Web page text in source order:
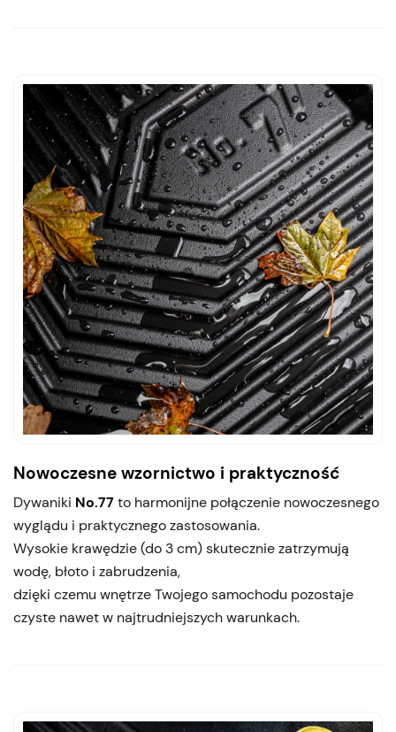
Nowoczesne wzornictwo i praktyczność
Dywaniki No.77 to harmonijne połączenie nowoczesnego
wyglądu i praktycznego zastosowania.
Wysokie krawędzie (do 3 cm) skutecznie zatrzymują
wodę, błoto i zabrudzenia,
dzięki czemu wnętrze Twojego samochodu pozostaje
czyste nawet w najtrudniejszych warunkach.